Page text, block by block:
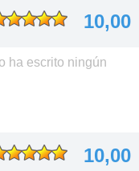
10,00
ha escrito ningún
10,00